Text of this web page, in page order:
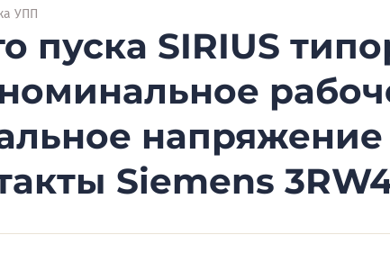
УПП
пуска SIRIUS
Siemens